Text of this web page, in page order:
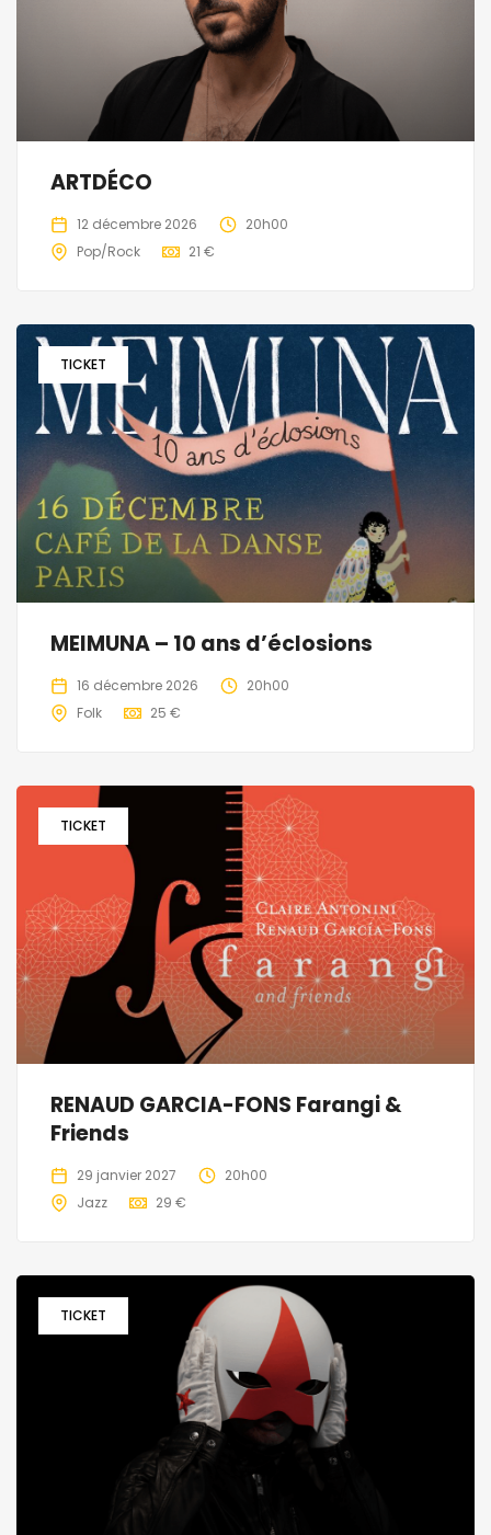
ARTDÉCO
12 décembre 2026
20h00
Pop/Rock
21 €
TICKET
MEIMUNA – 10 ans d’éclosions
16 décembre 2026
20h00
Folk
25 €
TICKET
RENAUD GARCIA-FONS Farangi &
Friends
29 janvier 2027
20h00
Jazz
29 €
TICKET